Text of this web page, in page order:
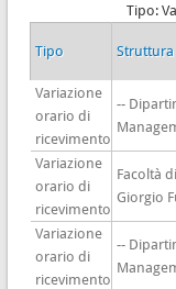
Tipo:
Tipo Struttura
Variazione
orario di
ricevimento
--
Variazione
orario di
ricevimento
Facoltà
Giorgio
Variazione
orario di
ricevimento
--